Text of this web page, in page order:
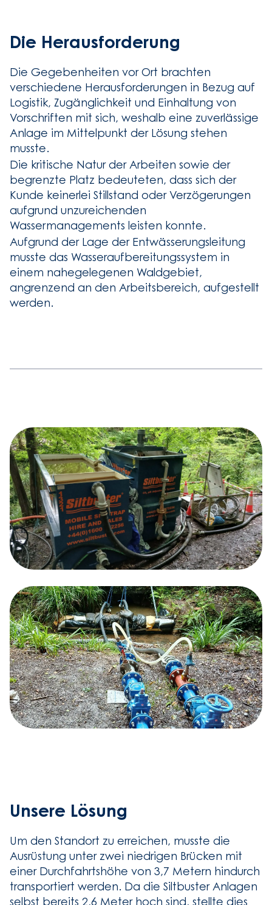
Die Herausforderung
Die Gegebenheiten vor Ort brachten
verschiedene Herausforderungen in Bezug auf
Logistik, Zugänglichkeit und Einhaltung von
Vorschriften mit sich, weshalb eine zuverlässige
Anlage im Mittelpunkt der Lösung stehen
musste.
Die kritische Natur der Arbeiten sowie der
begrenzte Platz bedeuteten, dass sich der
Kunde keinerlei Stillstand oder Verzögerungen
aufgrund unzureichenden
Wassermanagements leisten konnte.
Aufgrund der Lage der Entwässerungsleitung
musste das Wasseraufbereitungssystem in
einem nahegelegenen Waldgebiet,
angrenzend an den Arbeitsbereich, aufgestellt
werden.
Unsere Lösung
Um den Standort zu erreichen, musste die
Ausrüstung unter zwei niedrigen Brücken mit
einer Durchfahrtshöhe von 3,7 Metern hindurch
transportiert werden. Da die Siltbuster Anlagen
selbst bereits 2,6 Meter hoch sind, stellte dies